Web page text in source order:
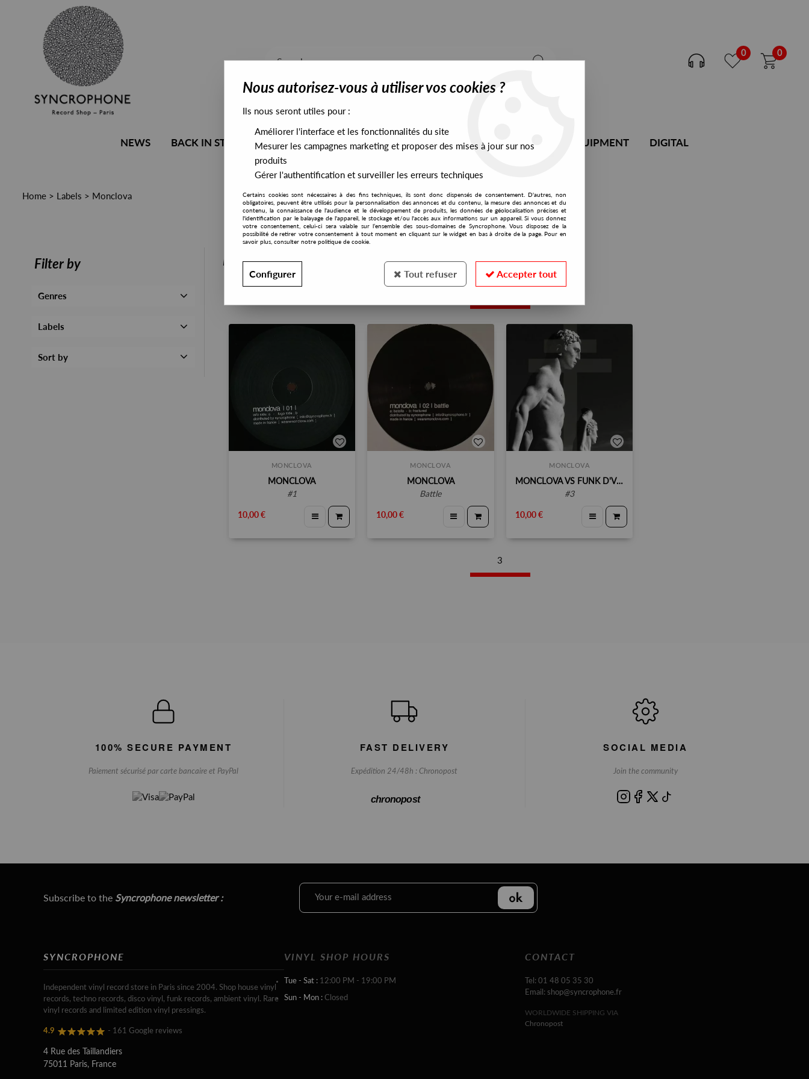
0 0
NEWS BACK IN STOCK ALL STOCK EXCLUSIVES PRESALES EXCLUSIVES DJ EQUIPMENT DIGITAL
Home > Labels > Monclova
Filter by
Genres
Labels
Sort by
PRESALES EXCLUSIVES
MONCLOVA
MONCLOVA
#1
10,00 €
MONCLOVA
MONCLOVA
battle
10,00 €
MONCLOVA
MONCLOVA VS FUNK D'VOID
#3
10,00 €
3
100% SECURE PAYMENT
Paiement sécurisé par carte bancaire et PayPal
FAST DELIVERY
Expédition 24/48h : Chronopost
chronopost
SOCIAL MEDIA
Join the community
Subscribe to the Syncrophone newsletter :
SYNCROPHONE
Independent vinyl record store in Paris since 2004. Shop house vinyl
records, techno records, disco vinyl, funk records, ambient vinyl. Rare
vinyl records and limited edition vinyl pressings.
4.9 - 161 Google reviews
4 Rue des Taillandiers
75011 Paris, France
VINYL SHOP HOURS
Tue - Sat : 12:00 PM - 19:00 PM
Sun - Mon : Closed
CONTACT
Tel: 01 48 05 35 30
Email: shop@syncrophone.fr
WORLDWIDE SHIPPING VIA
Chronopost
Nous autorisez-vous à utiliser vos cookies ?
Ils nous seront utiles pour :
Améliorer l'interface et les fonctionnalités du site
Mesurer les campagnes marketing et proposer des mises à jour sur nos
produits
Gérer l'authentification et surveiller les erreurs techniques
Certains cookies sont nécessaires à des fins techniques, ils sont donc dispensés de consentement. D'autres, non
obligatoires, peuvent être utilisés pour la personnalisation des annonces et du contenu, la mesure des annonces et du
contenu, la connaissance de l'audience et le développement de produits, les données de géolocalisation précises et
l'identification par le balayage de l'appareil, le stockage et/ou l'accès aux informations sur un appareil. Si vous donnez
votre consentement, celui-ci sera valable sur l’ensemble des sous-domaines de Syncrophone. Vous disposez de la
possibilité de retirer votre consentement à tout moment en cliquant sur le widget en bas à droite de la page. Pour en
savoir plus, consulter notre politique de cookie.
Configurer Tout refuser Accepter tout